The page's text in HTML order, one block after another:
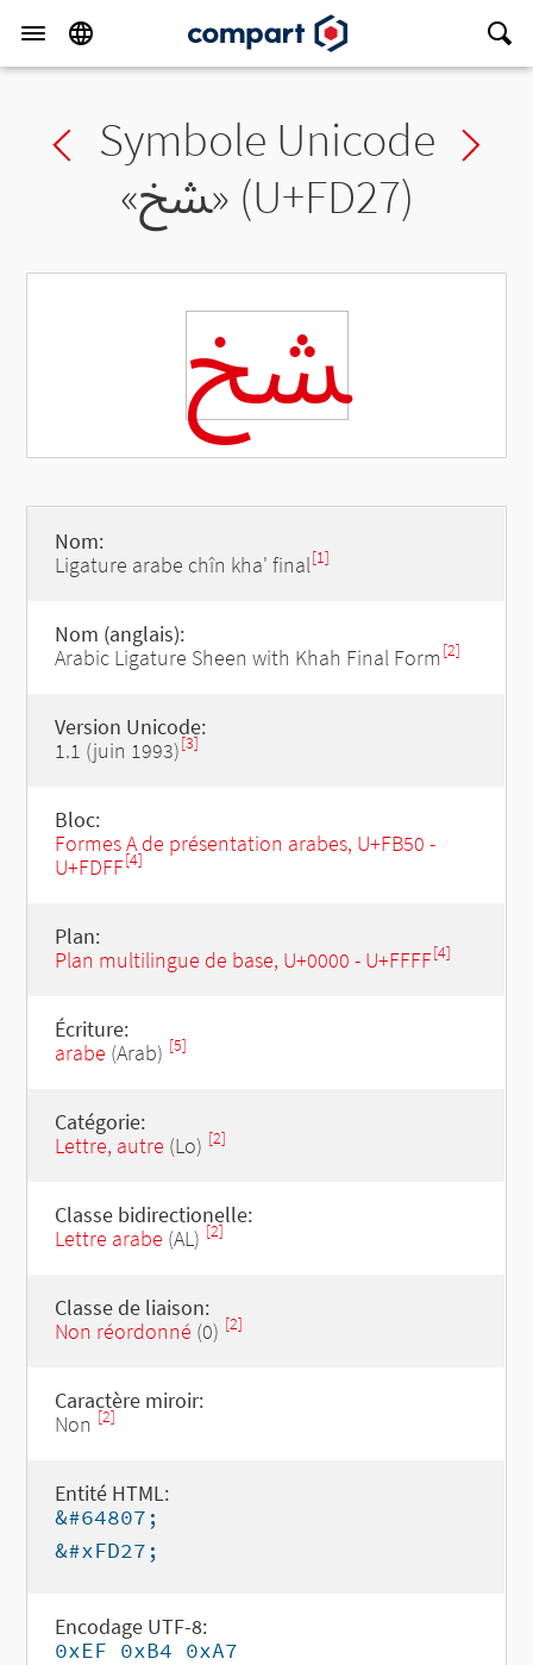
Previous char
Symbole Unicode
«ﴧ» (U+FD27)
ﴧ
Nom:
Ligature arabe chîn kha' final[1]
Nom (anglais):
Arabic Ligature Sheen with Khah Final Form [2]
Version Unicode:
1.1 (juin 1993)[3]
Bloc:
Formes A de présentation arabes, U+FB50 -
U+FDFF[4]
Plan:
Plan multilingue de base, U+0000 - U+FFFF[4]
Écriture:
arabe (Arab) [5]
Catégorie:
Lettre, autre (Lo) [2]
Classe bidirectionelle:
Lettre arabe (AL) [2]
Classe de liaison:
Non réordonné (0) [2]
Caractère miroir:
Non [2]
Entité HTML:
&#64807;
&#xFD27;
Encodage UTF-8:
0xEF 0xB4 0xA7